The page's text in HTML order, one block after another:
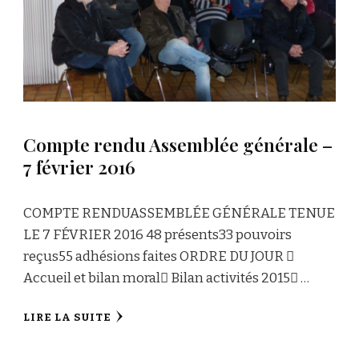
Compte rendu Assemblée générale –
7 février 2016
COMPTE RENDUASSEMBLÉE GÉNÉRALE TENUE
LE 7 FÉVRIER 2016 48 présents33 pouvoirs
reçus55 adhésions faites ORDRE DU JOUR 
Accueil et bilan moral Bilan activités 2015 …
LIRE LA SUITE